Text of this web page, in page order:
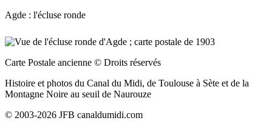
Agde : l'écluse ronde
Carte Postale ancienne © Droits réservés
Histoire et photos du Canal du Midi, de Toulouse à Sète et de la
Montagne Noire au seuil de Naurouze
© 2003-2026 JFB canaldumidi.com